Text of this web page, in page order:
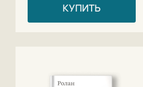
КУПИТЬ